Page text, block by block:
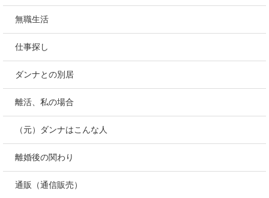
無職生活
仕事探し
ダンナとの別居
離活、私の場合
（元）ダンナはこんな人
離婚後の関わり
通販（通信販売）